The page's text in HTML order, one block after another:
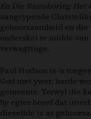
En Die Ramshoring Het
aangrypende
gehoorsaamheid en
onderskei te midde
verwagtinge.
Paul Hudson is ’n
God met ywer, harde
gemeente. Terwyl die
hy egter besef dat
dieselfde is as